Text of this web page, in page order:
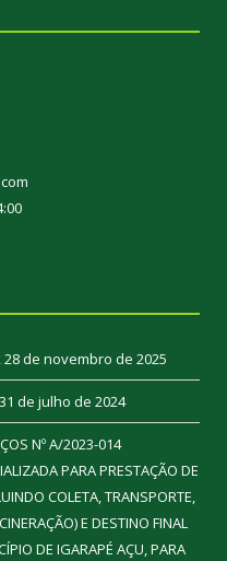
28 de novembro de 2025
31 de julho de 2024
Nº A/2023-014
PARA PRESTAÇÃO DE
COLETA, TRANSPORTE,
E DESTINO FINAL
DE IGARAPÉ AÇU, PARA